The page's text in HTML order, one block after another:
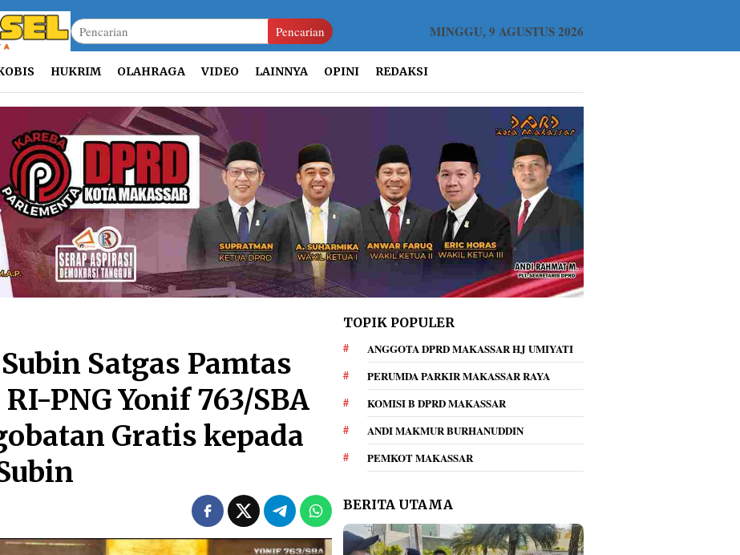
Pencarian MINGGU, 9 AGUSTUS 2026
HUKRIM OLAHRAGA VIDEO LAINNYA OPINI REDAKSI
Satgas Pamtas
PNG Yonif 763/SBA
Gratis kepada
TOPIK POPULER
ANGGOTA DPRD MAKASSAR HJ UMIYATI
PERUMDA PARKIR MAKASSAR RAYA
KOMISI B DPRD MAKASSAR
ANDI MAKMUR BURHANUDDIN
PEMKOT MAKASSAR
BERITA UTAMA